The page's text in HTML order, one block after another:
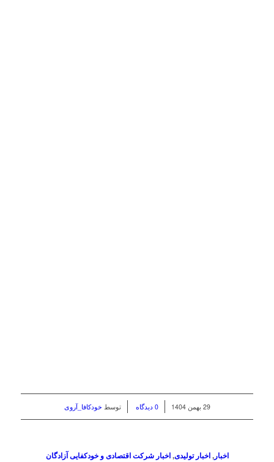
29 بهمن 1404
/ 0 دیدگاه توسط خودکافا_آر‌وی
اخبار,اخبار تولیدی,اخبار شرکت اقتصادی و خودکفایی آزادگان